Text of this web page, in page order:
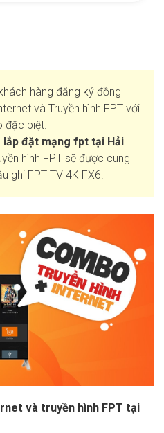
hàng đăng ký đồng
và Truyền hình FPT với
đặc biệt.
lắp đặt mạng fpt tại Hải
hình FPT sẽ được cung
ghi FPT TV 4K FX6.
và truyền hình FPT tại